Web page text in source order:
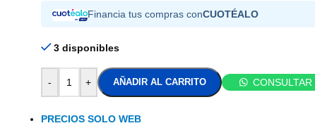
Financia tus compras conCUOTÉALO
3 disponibles
- + AÑADIR AL CARRITO
PRECIOS SOLO WEB